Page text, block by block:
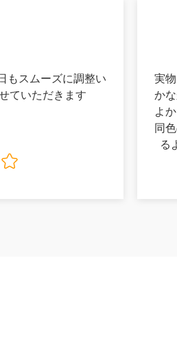
もスムーズに調整い
ていただきます
実
か
よ
同
る